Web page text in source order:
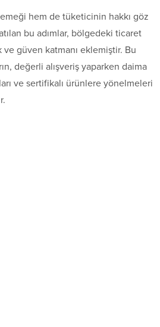
hem de tüketicinin hakkı göz
bu adımlar, bölgedeki ticaret
ve güven katmanı eklemiştir. Bu
değerli alışveriş yaparken daima
ve sertifikalı ürünlere yönelmeleri